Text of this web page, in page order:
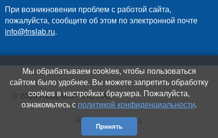
При возникновении проблем с работой сайта,
пожалуйста, сообщите об этом по электронной почте
info@fnslab.ru.
Мы обрабатываем cookies, чтобы пользоваться
сайтом было удобнее. Вы можете запретить обработку
cookies в настройках браузера. Пожалуйста,
ознакомьтесь с политикой конфиденциальности.
Принять
© 2026 Академия ФНС ЛАБ